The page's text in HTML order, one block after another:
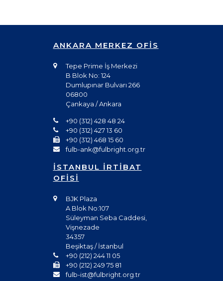
ANKARA MERKEZ OFİS
Tepe Prime İş Merkezi
B Blok No: 124
Dumlupınar Bulvarı 266
06800
Çankaya / Ankara
+90 (312) 428 48 24
+90 (312) 427 13 60
+90 (312) 468 15 60
fulb-ank@fulbright.org.tr
İSTANBUL İRTİBAT
OFİSİ
BJK Plaza
A Blok No:107
Süleyman Seba Caddesi,
Vişnezade
34357
Beşiktaş / İstanbul
+90 (212) 244 11 05
+90 (212) 249 75 81
fulb-ist@fulbright.org.tr